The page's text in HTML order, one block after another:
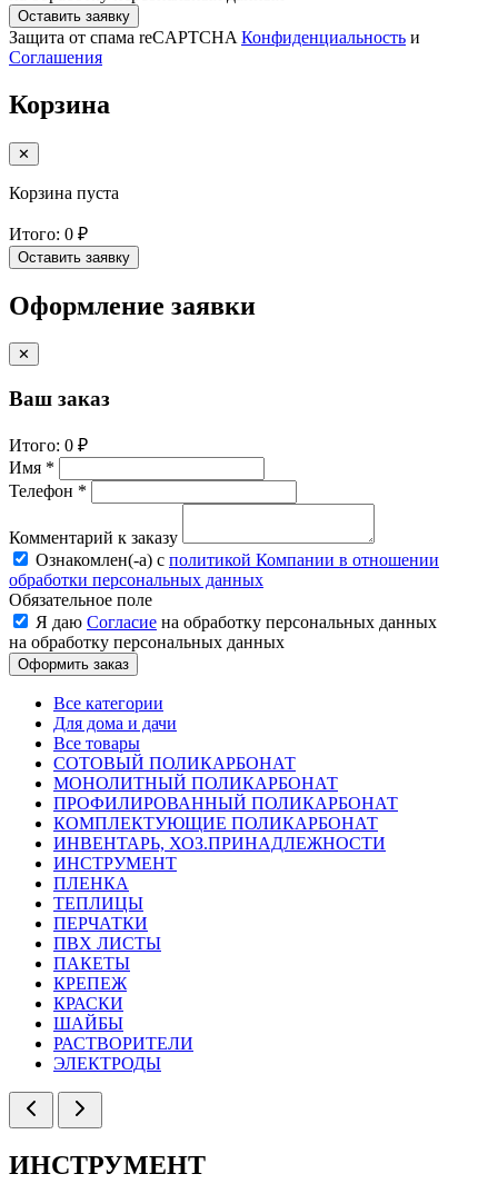
Оставить заявку
Защита от спама reCAPTCHA Конфиденциальность и
Соглашения
Корзина
✕
Корзина пуста
Итого: 0 ₽
Оставить заявку
Оформление заявки
✕
Ваш заказ
Итого: 0 ₽
Имя *
Телефон *
Комментарий к заказу
Ознакомлен(-a) с политикой Компании в отношении
обработки персональных данных
Обязательное поле
Я даю Согласие на обработку персональных данных
на обработку персональных данных
Оформить заказ
Все категории
Для дома и дачи
Все товары
СОТОВЫЙ ПОЛИКАРБОНАТ
МОНОЛИТНЫЙ ПОЛИКАРБОНАТ
ПРОФИЛИРОВАННЫЙ ПОЛИКАРБОНАТ
КОМПЛЕКТУЮЩИЕ ПОЛИКАРБОНАТ
ИНВЕНТАРЬ, ХОЗ.ПРИНАДЛЕЖНОСТИ
ИНСТРУМЕНТ
ПЛЕНКА
ТЕПЛИЦЫ
ПЕРЧАТКИ
ПВХ ЛИСТЫ
ПАКЕТЫ
КРЕПЕЖ
КРАСКИ
ШАЙБЫ
РАСТВОРИТЕЛИ
ЭЛЕКТРОДЫ
ИНСТРУМЕНТ